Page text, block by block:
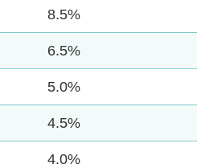
8.5%
6.5%
5.0%
4.5%
4.0%